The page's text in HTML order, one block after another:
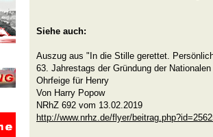
Siehe auch:
Auszug aus "In die Stille gerettet.
63. Jahrestags der Gründung der
Ohrfeige für Henry
Von Harry Popow
NRhZ 692 vom 13.02.2019
http://www.nrhz.de/flyer/